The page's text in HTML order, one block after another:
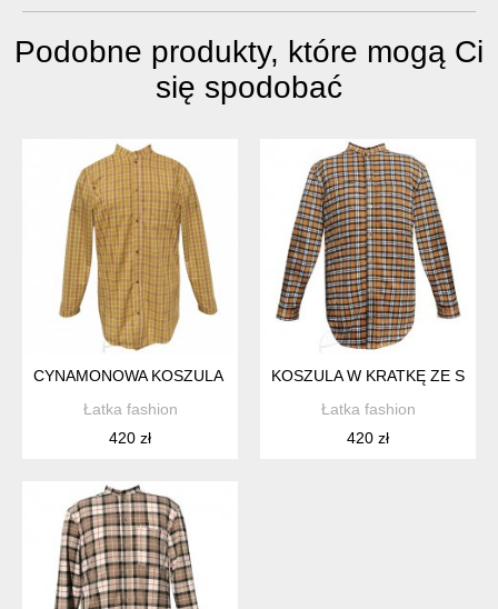
Podobne produkty, które mogą Ci
się spodobać
CYNAMONOWA KOSZULA W KRATKĘ ZE STÓJKĄ
Łatka fashion
420 zł
KOSZULA W KRATKĘ ZE
Łatka fashion
420 zł